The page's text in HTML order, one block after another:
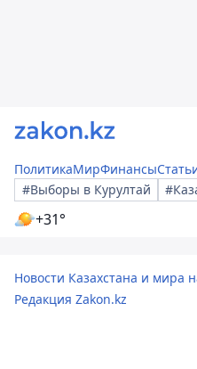
ПолитикаМирФинансы
#Выборы в Курултай
+31°
Новости Казахстана и мира
Редакция Zakon.kz